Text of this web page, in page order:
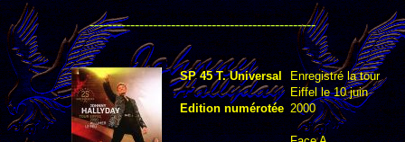
--------------------------------------------------
SP 45 T. Universal
Edition numérotée
Enregistré la tour
Eiffel le 10 juin
2000